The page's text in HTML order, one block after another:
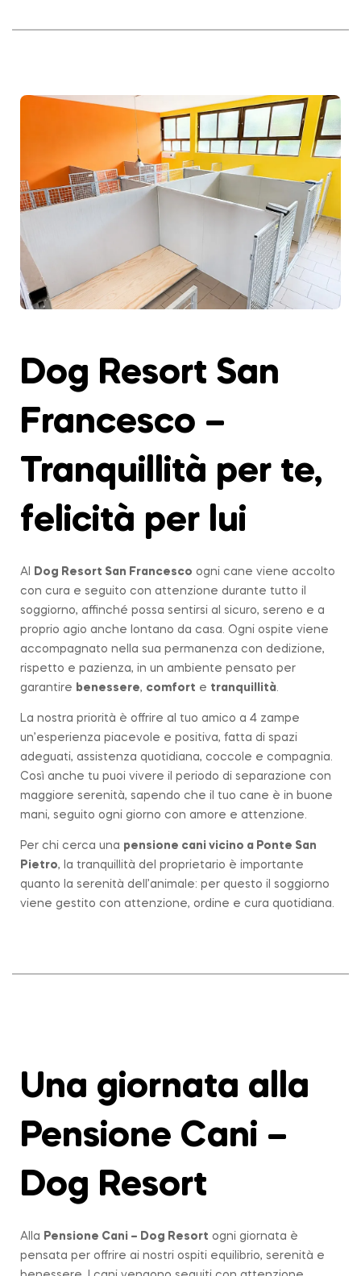
Dog Resort San
Francesco –
Tranquillità per te,
felicità per lui
Al Dog Resort San Francesco ogni cane viene accolto
con cura e seguito con attenzione durante tutto il
soggiorno, affinché possa sentirsi al sicuro, sereno e a
proprio agio anche lontano da casa. Ogni ospite viene
accompagnato nella sua permanenza con dedizione,
rispetto e pazienza, in un ambiente pensato per
garantire benessere, comfort e tranquillità
La nostra priorità è offrire al tuo amico a 4 zampe
un’esperienza piacevole e positiva, fatta di spazi
adeguati, assistenza quotidiana, coccole e compagnia.
Così anche tu puoi vivere il periodo di separazione con
maggiore serenità, sapendo che il tuo cane è in buone
mani, seguito ogni giorno con amore e attenzione.
Per chi cerca una pensione cani vicino a Ponte San
Pietro, la tranquillità del proprietario è importante
quanto la serenità dell’animale: per questo il soggiorno
viene gestito con attenzione, ordine e cura quotidiana.
Una giornata alla
Pensione Cani –
Dog Resort
Alla Pensione Cani – Dog Resort ogni giornata è
pensata per offrire ai nostri ospiti equilibrio, serenità e